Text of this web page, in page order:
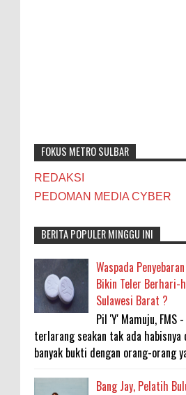
FOKUS METRO SULBAR
REDAKSI
PEDOMAN MEDIA CYBER
BERITA POPULER MINGGU INI
Waspada
Bikin Teler Berhari-
Sulawesi Barat ?
Pil 'Y' Mamuju, FMS
terlarang seakan tak ada
banyak bukti dengan orang-orang
Bang Jay, Pelatih